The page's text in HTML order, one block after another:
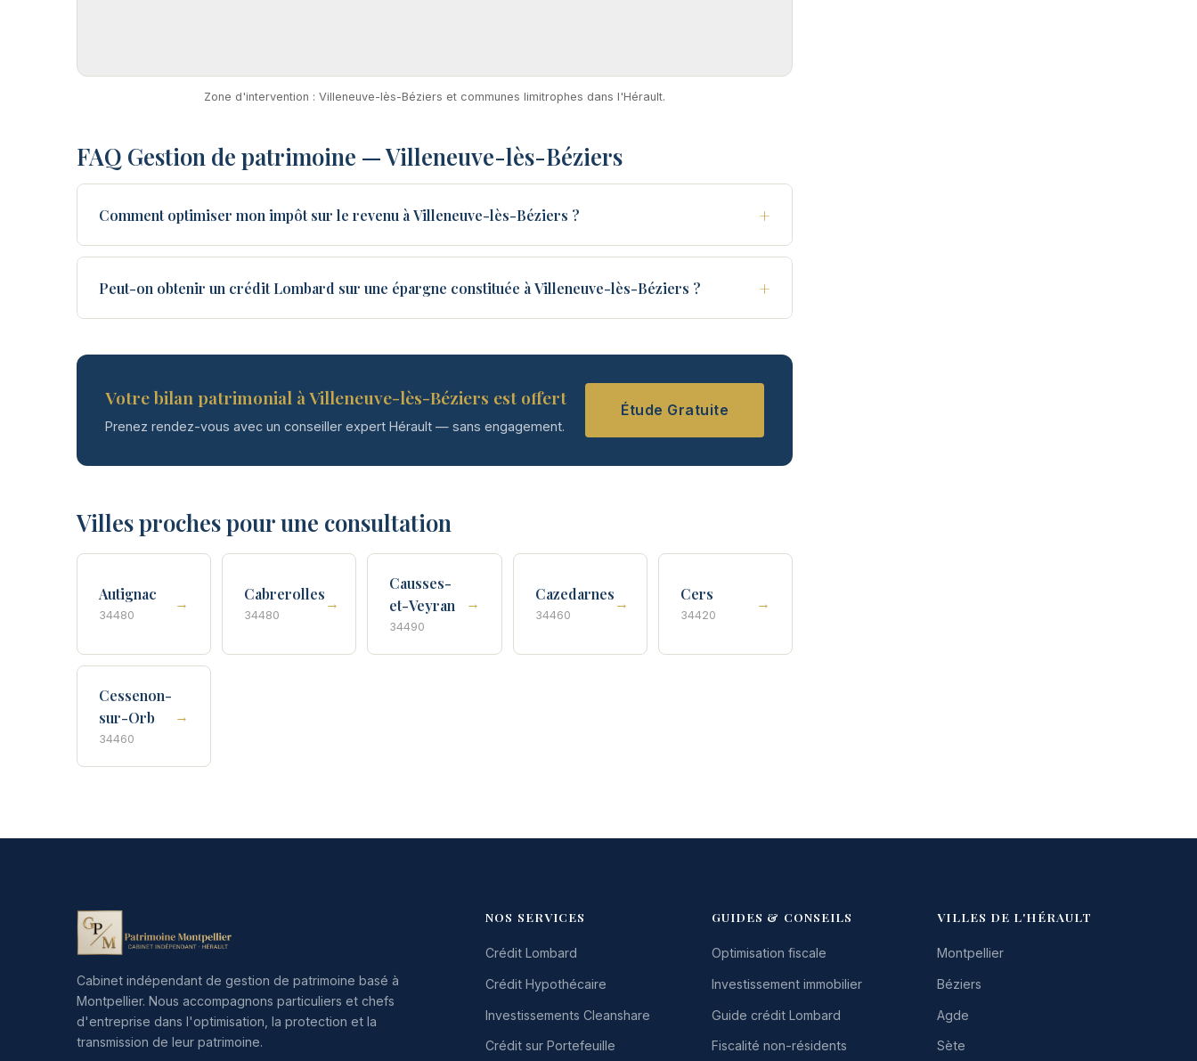
Zone d'intervention : Villeneuve-lès-Béziers et communes limitrophes dans l'Hérault.
FAQ Gestion de patrimoine — Villeneuve-lès-Béziers
Comment optimiser mon impôt sur le revenu à Villeneuve-lès-Béziers ? +
Peut-on obtenir un crédit Lombard sur une épargne constituée à Villeneuve-lès-Béziers ? +
Votre bilan patrimonial à Villeneuve-lès-Béziers est offert
Prenez rendez-vous avec un conseiller expert Hérault — sans engagement.
Étude Gratuite
Villes proches pour une consultation
Autignac
34480
→
Cabrerolles
34480
→
Causses-
et-Veyran
34490
→
Cazedarnes
34460
→
Cers
34420
→
Cessenon-
sur-Orb
34460
→
Cabinet indépendant de gestion de patrimoine basé à
Montpellier. Nous accompagnons particuliers et chefs
d'entreprise dans l'optimisation, la protection et la
transmission de leur patrimoine.
NOS SERVICES
Crédit Lombard
Crédit Hypothécaire
Investissements Cleanshare
Crédit sur Portefeuille
GUIDES & CONSEILS
Optimisation fiscale
Investissement immobilier
Guide crédit Lombard
Fiscalité non-résidents
VILLES DE L'HÉRAULT
Montpellier
Béziers
Agde
Sète